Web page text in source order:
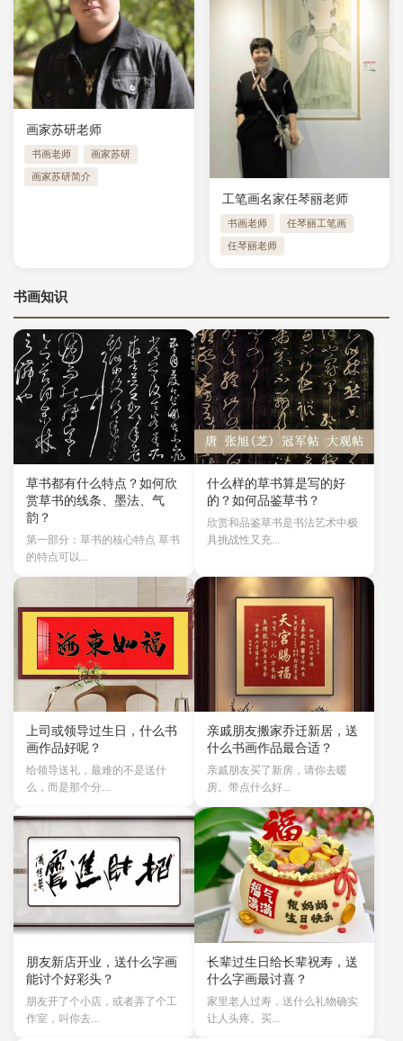
画家苏研老师
书画老师 画家苏研
画家苏研简介
工笔画名家任琴丽老师
书画老师 任琴丽工笔画
任琴丽老师
书画知识
草书都有什么特点？如何欣
赏草书的线条、墨法、气
韵？
第一部分：草书的核心特点 草书
的特点可以...
什么样的草书算是写的好
的？如何品鉴草书？
欣赏和品鉴草书是书法艺术中极
具挑战性又充...
上司或领导过生日，什么书
画作品好呢？
给领导送礼，最难的不是送什
么，而是那个分...
亲戚朋友搬家乔迁新居，送
什么书画作品最合适？
亲戚朋友买了新房，请你去暖
房。带点什么好...
朋友新店开业，送什么字画
能讨个好彩头？
朋友开了个小店，或者弄了个工
作室，叫你去...
长辈过生日给长辈祝寿，送
什么字画最讨喜？
家里老人过寿，送什么礼物确实
让人头疼。买...